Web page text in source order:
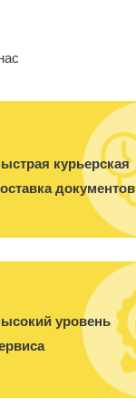
курьерская
документов
уровень